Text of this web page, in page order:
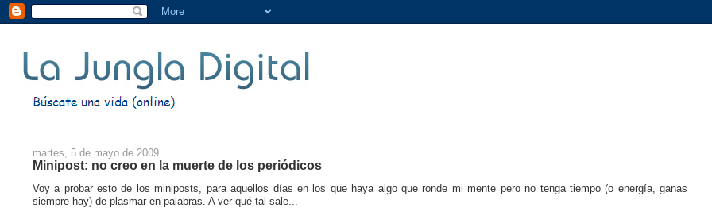
martes, 5 de mayo de 2009
Minipost: no creo en la muerte de los periódicos
Voy a probar esto de los miniposts, para aquellos días en los que haya algo que ronde mi mente pero no tenga tiempo (o energía, ganas
siempre hay) de plasmar en palabras. A ver qué tal sale...